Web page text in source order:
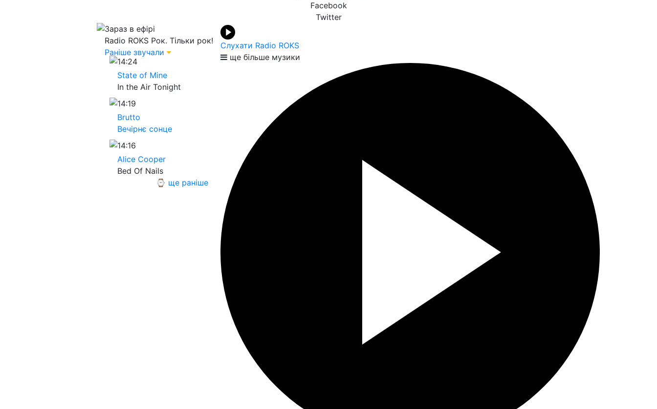
Facebook
Twitter
Зараз в ефірі
Radio ROKS Рок. Тільки рок!
Раніше звучали
14:24
State of Mine
In the Air Tonight
14:19
Brutto
Вечірнє сонце
14:16
Alice Cooper
Bed Of Nails
⌚ ще раніше
Слухати Radio ROKS
ще більше музики